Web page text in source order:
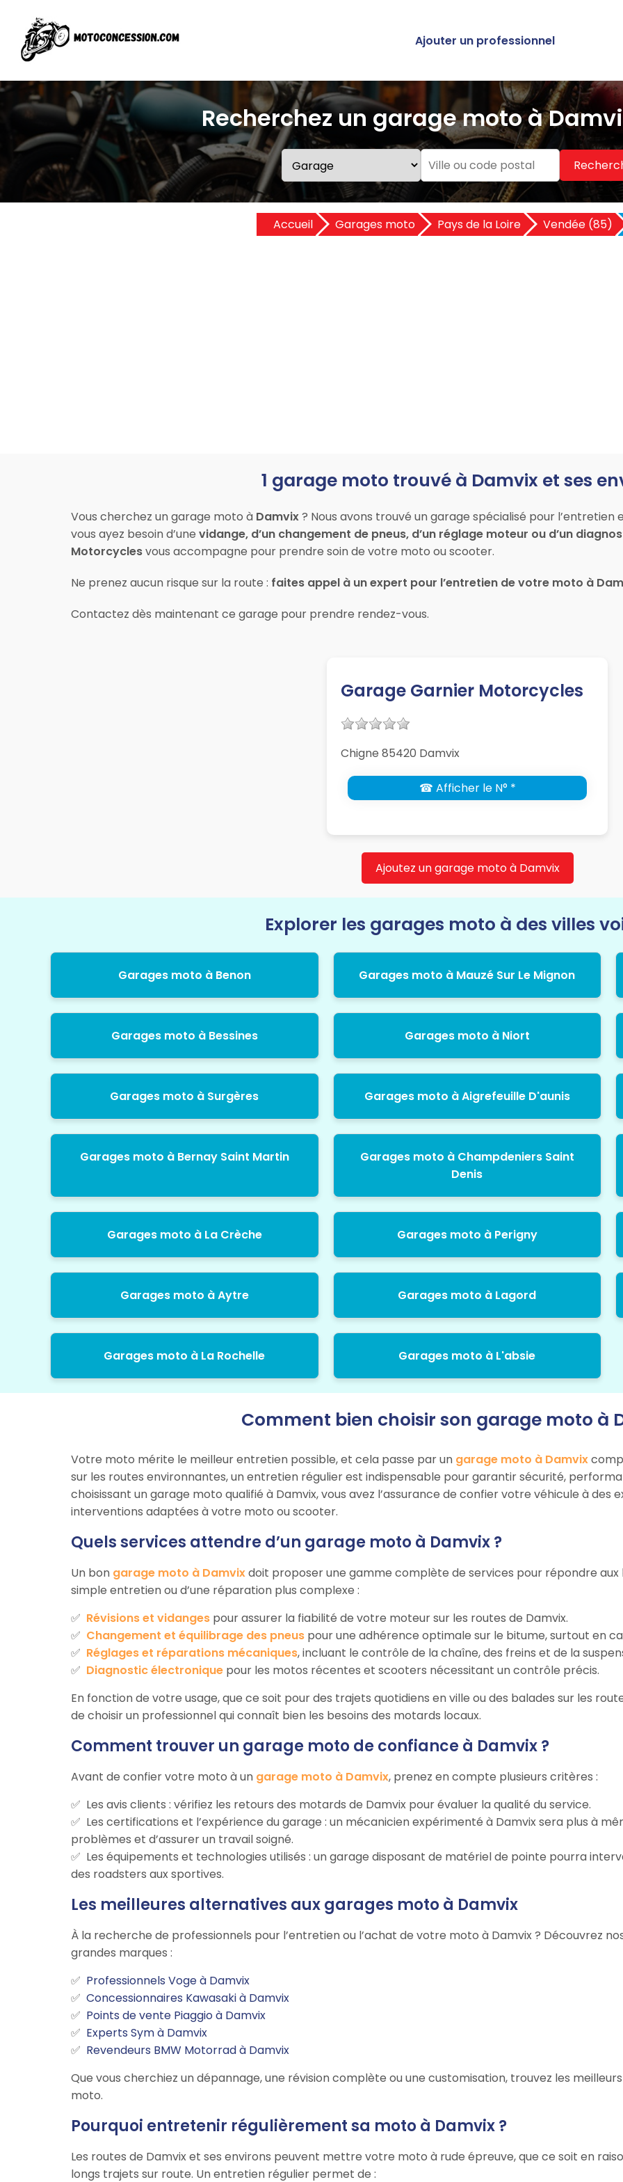
Ajouter un professionnel
Recherchez un garage moto à
Accueil Garages moto Pays de la Loire Vendée (85)
1 garage moto trouvé à Damvix et ses
Vous cherchez un garage moto à Damvix? Nous avons trouvé un garage spécialisé pour
vous ayez besoin d’une vidange, d’un changement de pneus, d’un réglage moteur ou d’un
Motorcyclesvous accompagne pour prendre soin de votre moto ou scooter.
Ne prenez aucun risque sur la route : faites appel à un expert pour l’entretien de votre moto à
Contactez dès maintenant ce garage pour prendre rendez-vous.
Garage Garnier Motorcycles
Chigne 85420 Damvix
☎ Afficher le N° *
Ajoutez un garage moto à Damvix
Explorer les garages moto à des villes
Garages moto à Benon Garages moto à Mauzé Sur Le Mignon
Garages moto à Bessines Garages moto à Niort
Garages moto à Surgères Garages moto à Aigrefeuille D'aunis
Garages moto à Bernay Saint Martin
Garages moto à Champdeniers Saint
Denis
Garages moto à La Crèche Garages moto à Perigny
Garages moto à Aytre Garages moto à Lagord
Garages moto à La Rochelle Garages moto à L'absie
Comment bien choisir son garage moto à
Votre moto mérite le meilleur entretien possible, et cela passe par un garage moto à Damvix
sur les routes environnantes, un entretien régulier est indispensable pour garantir sécurité,
choisissant un garage moto qualifié à Damvix, vous avez l’assurance de confier votre véhicule à des
interventions adaptées à votre moto ou scooter.
Quels services attendre d’un garage moto à Damvix ?
Un bon garage moto à Damvixdoit proposer une gamme complète de services pour répondre aux
simple entretien ou d’une réparation plus complexe :
Révisions et vidanges pour assurer la fiabilité de votre moteur sur les routes de Damvix.
Changement et équilibrage des pneus pour une adhérence optimale sur le bitume, surtout en
Réglages et réparations mécaniques, incluant le contrôle de la chaîne, des freins et de la
Diagnostic électronique pour les motos récentes et scooters nécessitant un contrôle précis.
En fonction de votre usage, que ce soit pour des trajets quotidiens en ville ou des balades sur les
de choisir un professionnel qui connaît bien les besoins des motards locaux.
Comment trouver un garage moto de confiance à Damvix ?
Avant de confier votre moto à un garage moto à Damvix, prenez en compte plusieurs critères :
Les avis clients : vérifiez les retours des motards de Damvix pour évaluer la qualité du service.
Les certifications et l’expérience du garage : un mécanicien expérimenté à Damvix sera plus à
problèmes et d’assurer un travail soigné.
Les équipements et technologies utilisés : un garage disposant de matériel de pointe pourra
des roadsters aux sportives.
Les meilleures alternatives aux garages moto à Damvix
À la recherche de professionnels pour l’entretien ou l’achat de votre moto à Damvix ? Découvrez
grandes marques :
Professionnels Voge à Damvix
Concessionnaires Kawasaki à Damvix
Points de vente Piaggio à Damvix
Experts Sym à Damvix
Revendeurs BMW Motorrad à Damvix
Que vous cherchiez un dépannage, une révision complète ou une customisation, trouvez les
moto.
Pourquoi entretenir régulièrement sa moto à Damvix ?
Les routes de Damvix et ses environs peuvent mettre votre moto à rude épreuve, que ce soit en
longs trajets sur route. Un entretien régulier permet de :